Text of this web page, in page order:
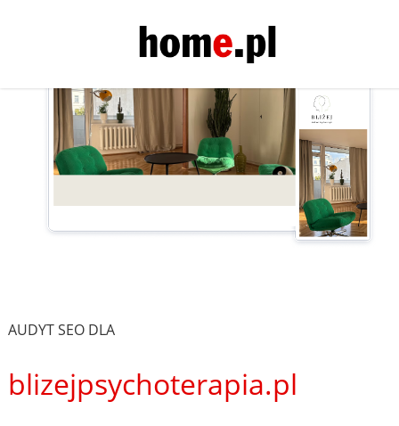
AUDYT SEO DLA
blizejpsychoterapia.pl